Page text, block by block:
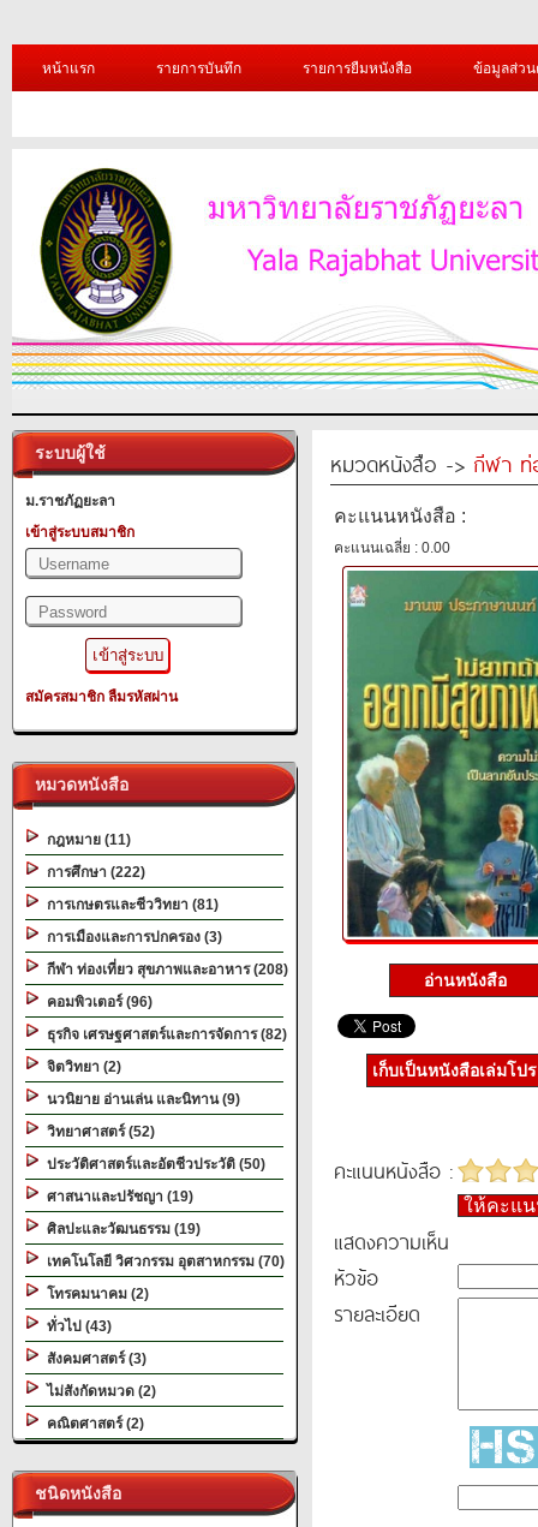
หน้าแรก รายการบันทึก รายการยืมหนังสือ ข้อมูลส่ว
ระบบผู้ใช้
ม.ราชภัฏยะลา
เข้าสู่ระบบสมาชิก
สมัครสมาชิก ลืมรหัสผ่าน
หมวดหนังสือ
กฎหมาย (11)
การศึกษา (222)
การเกษตรและชีววิทยา (81)
การเมืองและการปกครอง (3)
กีฬา ท่องเที่ยว สุขภาพและอาหาร (208)
คอมพิวเตอร์ (96)
ธุรกิจ เศรษฐศาสตร์และการจัดการ (82)
จิตวิทยา (2)
นวนิยาย อ่านเล่น และนิทาน (9)
วิทยาศาสตร์ (52)
ประวัติศาสตร์และอัตชีวประวัติ (50)
ศาสนาและปรัชญา (19)
ศิลปะและวัฒนธรรม (19)
เทคโนโลยี วิศวกรรม อุตสาหกรรม (70)
โทรคมนาคม (2)
ทั่วไป (43)
สังคมศาสตร์ (3)
ไม่สังกัดหมวด (2)
คณิตศาสตร์ (2)
ชนิดหนังสือ
หมวดหนังสือ -> กีฬา ท่
คะแนนหนังสือ :
คะแนนเฉลี่ย : 0.00
อ่านหนังสือ
เก็บเป็นหนังสือเล่มโป
คะแนนหนังสือ :
ให้คะแ
แสดงความเห็น
หัวข้อ
รายละเอียด